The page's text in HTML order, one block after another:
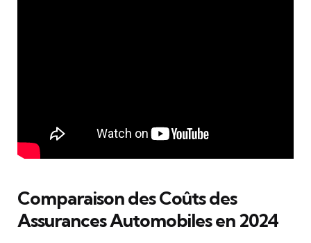
Comparaison des Coûts des
Assurances Automobiles en 2024